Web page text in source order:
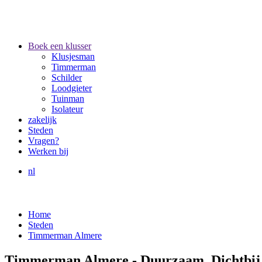
Boek een klusser
Klusjesman
Timmerman
Schilder
Loodgieter
Tuinman
Isolateur
zakelijk
Steden
Vragen?
Werken bij
nl
Home
Steden
Timmerman Almere